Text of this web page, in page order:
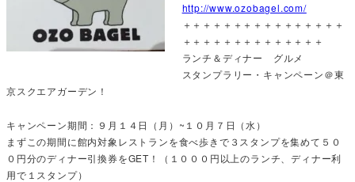
http://www.ozobagel.com/
＋＋＋＋＋＋＋＋＋＋＋＋＋＋＋＋
＋＋＋＋＋＋＋＋＋＋＋＋＋＋
ランチ＆ディナー グルメ
スタンプラリー・キャンペーン＠東
京スクエアガーデン！
キャンペーン期間：９月１４日（月）~１０月７日（水）
まずこの期間に館内対象レストランを食べ歩きで３スタンプを集めて５０
０円分のディナー引換券をGET！（１０００円以上のランチ、ディナー利
用で１スタンプ）